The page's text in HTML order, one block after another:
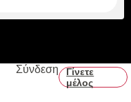
Σύνδεση
Γίνετε
μέλος